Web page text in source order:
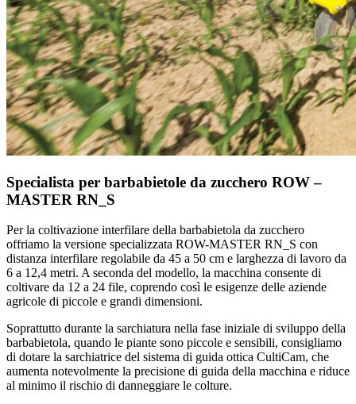
Specialista per barbabietole da zucchero ROW –
MASTER RN_S
Per la coltivazione interfilare della barbabietola da zucchero
offriamo la versione specializzata ROW-MASTER RN_S con
distanza interfilare regolabile da 45 a 50 cm e larghezza di lavoro da
6 a 12,4 metri. A seconda del modello, la macchina consente di
coltivare da 12 a 24 file, coprendo così le esigenze delle aziende
agricole di piccole e grandi dimensioni.
Soprattutto durante la sarchiatura nella fase iniziale di sviluppo della
barbabietola, quando le piante sono piccole e sensibili, consigliamo
di dotare la sarchiatrice del sistema di guida ottica CultiCam, che
aumenta notevolmente la precisione di guida della macchina e riduce
al minimo il rischio di danneggiare le colture.